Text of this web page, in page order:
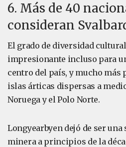
6. Más de 40
consideran
El grado de diversidad
impresionante incluso para
centro del país, y mucho más
islas árticas dispersas a
Noruega y el Polo Norte.
Longyearbyen dejó de ser
minera a principios de la